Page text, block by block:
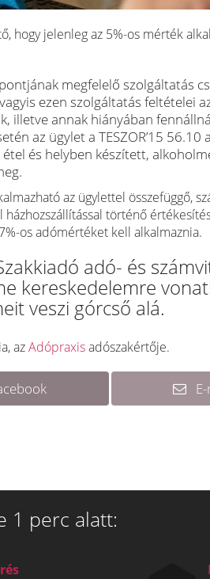
hogy jelenleg az 5%-os mérték
megfelelő szolgáltatás
ezen szolgáltatás feltételei
illetve annak hiányában
az ügylet a TESZOR’15 56.10
és helyben készített,
az ügylettel összefüggő,
házhozszállítással történő
os adómértéket kell alkalmaznia.
adó- és
kereskedelemre
veszi górcső alá.
azAdópraxisadószakértője.
1 perc alatt: